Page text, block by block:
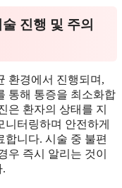
진행 및 주의
환경에서 진행되며,
통해 통증을 최소화합
은 환자의 상태를 지
니터링하며 안전하게
합니다. 시술 중 불편
우 즉시 알리는 것이
.